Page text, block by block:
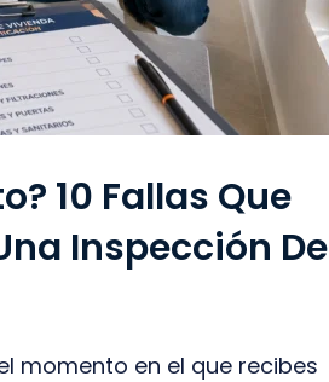
10 Fallas Que
Inspección De
momento en el que recibes